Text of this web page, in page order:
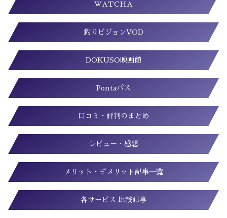
WATCHA
釣りビジョンVOD
DOKUSO映画館
Pontaパス
口コミ・評判のまとめ
レビュー・感想
メリット・デメリット記事一覧
各サービス 比較記事